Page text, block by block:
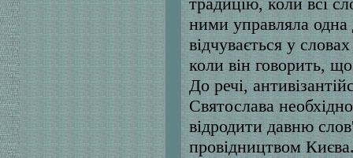
ними управляла
відчувається у
коли він говорить,
До речі,
Святослава
відродити давню
провідництвом